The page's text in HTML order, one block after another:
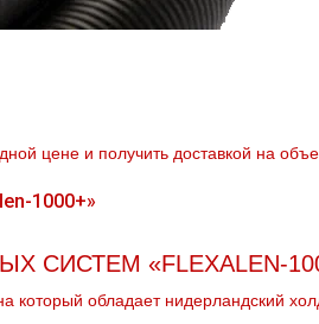
цене и получить доставкой на
СИСТЕМ «FLEXALEN-
который обладает нидерландский